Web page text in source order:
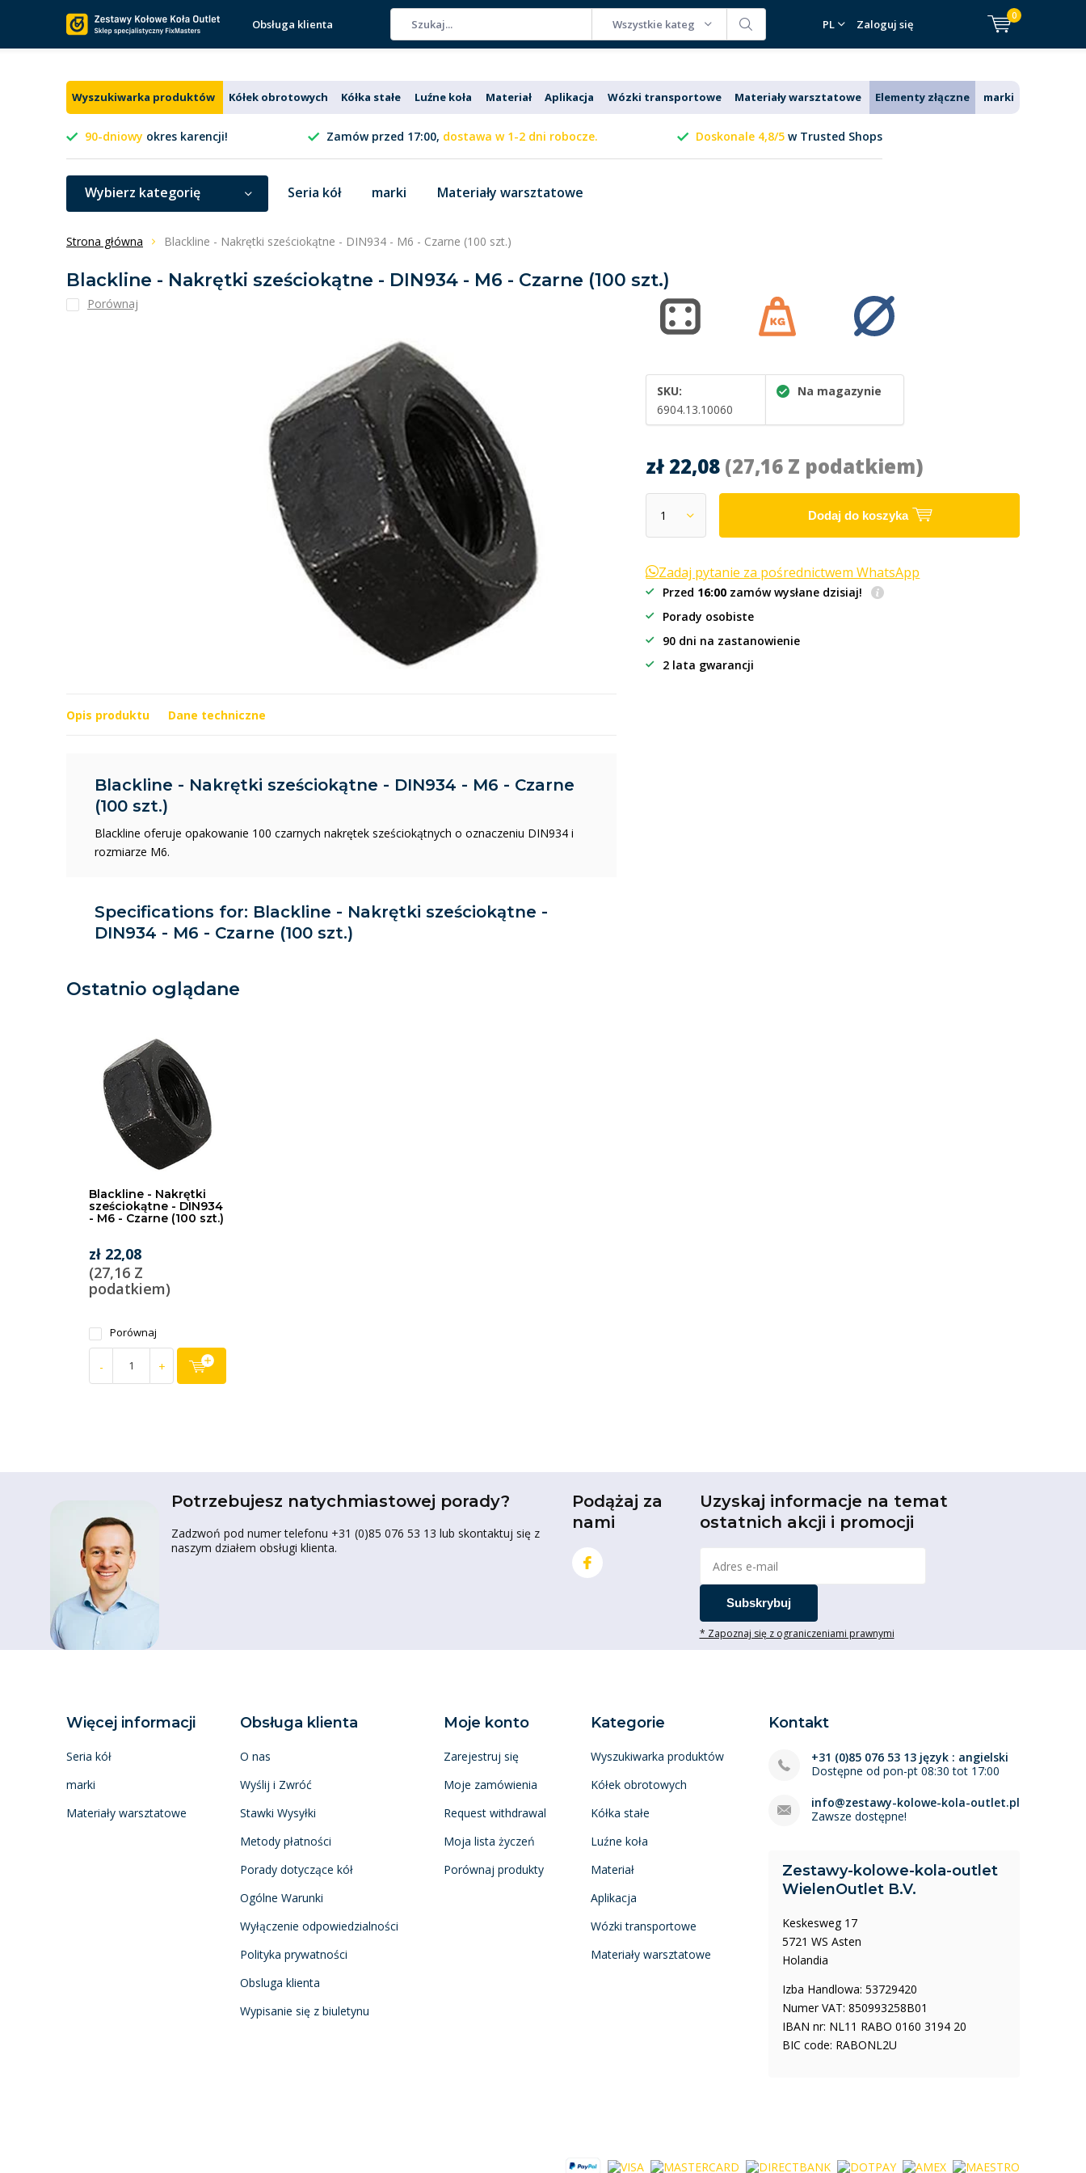
Obsługa klienta Wszystkie kategorie PL Zaloguj się
0
Wyszukiwarka produktów Kółek obrotowych Kółka stałe Luźne koła Materiał Aplikacja Wózki transportowe Materiały warsztatowe Elementy złączne marki
90-dniowy okres karencji! Zamów przed 17:00, dostawa w 1-2 dni robocze. Doskonale 4,8/5 w Trusted Shops
Wybierz kategorię Seria kół marki Materiały warsztatowe
Strona główna Blackline - Nakrętki sześciokątne - DIN934 - M6 - Czarne (100 szt.)
Blackline - Nakrętki sześciokątne - DIN934 - M6 - Czarne (100 szt.)
Porównaj
SKU:
6904.13.10060
Na magazynie
zł 22,08 (27,16 Z podatkiem)
Dodaj do koszyka
Zadaj pytanie za pośrednictwem WhatsApp
Przed 16:00 zamów wysłane dzisiaj!
Porady osobiste
90 dni na zastanowienie
2 lata gwarancji
Opis produktu Dane techniczne
Blackline - Nakrętki sześciokątne - DIN934 - M6 - Czarne
(100 szt.)
Blackline oferuje opakowanie 100 czarnych nakrętek sześciokątnych o oznaczeniu DIN934 i
rozmiarze M6.
Specifications for: Blackline - Nakrętki sześciokątne -
DIN934 - M6 - Czarne (100 szt.)
Ostatnio oglądane
Blackline - Nakrętki
sześciokątne - DIN934
- M6 - Czarne (100 szt.)
zł 22,08
(27,16 Z
podatkiem)
Porównaj
- +
Potrzebujesz natychmiastowej porady?
Zadzwoń pod numer telefonu +31 (0)85 076 53 13 lub skontaktuj się z
naszym działem obsługi klienta.
Podążaj za
nami
Uzyskaj informacje na temat
ostatnich akcji i promocji
Subskrybuj
* Zapoznaj się z ograniczeniami prawnymi
Więcej informacji
Seria kół
marki
Materiały warsztatowe
Obsługa klienta
O nas
Wyślij i Zwróć
Stawki Wysyłki
Metody płatności
Porady dotyczące kół
Ogólne Warunki
Wyłączenie odpowiedzialności
Polityka prywatności
Obsluga klienta
Wypisanie się z biuletynu
Moje konto
Zarejestruj się
Moje zamówienia
Request withdrawal
Moja lista życzeń
Porównaj produkty
Kategorie
Wyszukiwarka produktów
Kółek obrotowych
Kółka stałe
Luźne koła
Materiał
Aplikacja
Wózki transportowe
Materiały warsztatowe
Kontakt
+31 (0)85 076 53 13 język : angielski
Dostępne od pon-pt 08:30 tot 17:00
info@zestawy-kolowe-kola-outlet.pl
Zawsze dostępne!
Zestawy-kolowe-kola-outlet
WielenOutlet B.V.
Keskesweg 17
5721 WS Asten
Holandia
Izba Handlowa: 53729420
Numer VAT: 850993258B01
IBAN nr: NL11 RABO 0160 3194 20
BIC code: RABONL2U